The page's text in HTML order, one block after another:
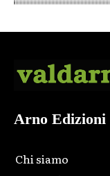
Arno Edizioni
Chi siamo